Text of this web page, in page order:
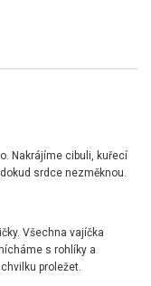
Nakrájíme cibuli, kuřecí
srdce nezměknou.
Všechna vajíčka
s rohlíky a
proležet.